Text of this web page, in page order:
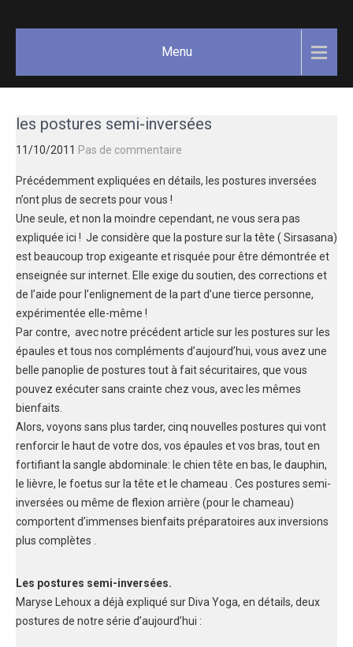
GAËLLE
bien-être
créativité.
Menu
les postures semi-inversées
11/10/2011 Pas de commentaire
Précédemment expliquées en détails, les postures inversées
n’ont plus de secrets pour vous !
Une seule, et non la moindre cependant, ne vous sera pas
expliquée ici ! Je considère que la posture sur la tête ( Sirsasana)
est beaucoup trop exigeante et risquée pour être démontrée et
enseignée sur internet. Elle exige du soutien, des corrections et
de l’aide pour l’enlignement de la part d’une tierce personne,
expérimentée elle-même !
Par contre, avec notre précédent article sur les postures sur les
épaules et tous nos compléments d’aujourd’hui, vous avez une
belle panoplie de postures tout à fait sécuritaires, que vous
pouvez exécuter sans crainte chez vous, avec les mêmes
bienfaits.
Alors, voyons sans plus tarder, cinq nouvelles postures qui vont
renforcir le haut de votre dos, vos épaules et vos bras, tout en
fortifiant la sangle abdominale: le chien tête en bas, le dauphin,
le lièvre, le foetus sur la tête et le chameau . Ces postures semi-
inversées ou même de flexion arrière (pour le chameau)
comportent d’immenses bienfaits préparatoires aux inversions
plus complètes .
Les postures semi-inversées.
Maryse Lehoux a déjà expliqué sur Diva Yoga, en détails, deux
postures de notre série d’aujourd’hui :